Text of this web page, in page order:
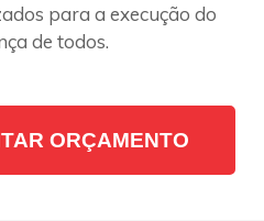
para a execução do
de todos.
ORÇAMENTO